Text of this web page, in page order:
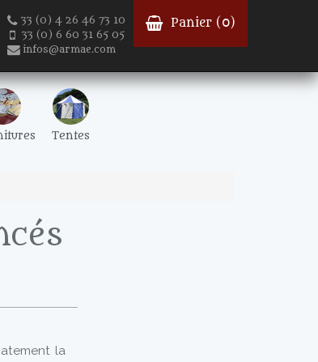
33 (0) 4 26 46 73 10
33 (0) 6 60 31 65 05
infos@armae.com
Panier ( 0)
Tentes
la